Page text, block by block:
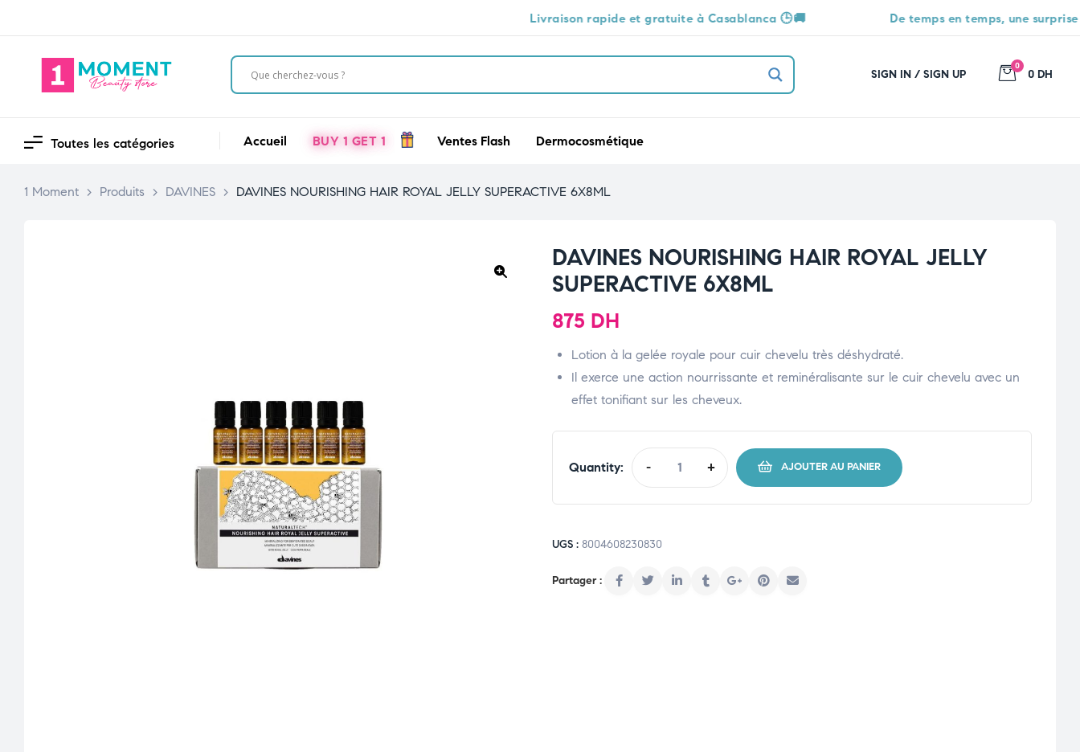
Livraison rapide et gratuite à Casablanca 🕒🚚 De temps en temps, une surprise vous attend 🎁
SIGN IN / SIGN UP
0
0 DH
Toutes les catégories Accueil BUY 1 GET 1 Ventes Flash Dermocosmétique
1 Moment > Produits > DAVINES > DAVINES NOURISHING HAIR ROYAL JELLY SUPERACTIVE 6X8ML
DAVINES NOURISHING HAIR ROYAL JELLY
SUPERACTIVE 6X8ML
875 DH
Lotion à la gelée royale pour cuir chevelu très déshydraté.
Il exerce une action nourrissante et reminéralisante sur le cuir chevelu avec un
effet tonifiant sur les cheveux.
Quantity: - + AJOUTER AU PANIER
UGS : 8004608230830